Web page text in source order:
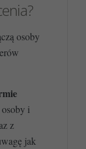
osoby
i
z
jak